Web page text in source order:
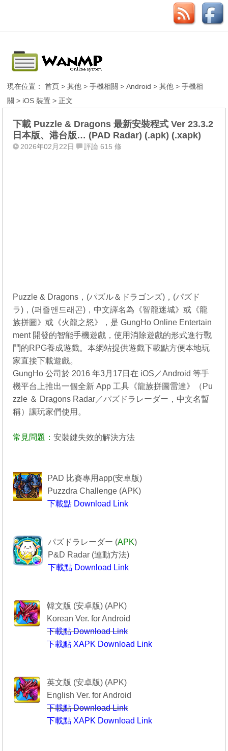
現在位置：首頁 >其他 >手機相關 >Android >其他 >手機相
關 > iOS 裝置 > 正文
下載 Puzzle & Dragons 最新安裝程式 Ver 23.3.2
日本版、港台版… (PAD Radar) (.apk) (.xapk)
2026年02月22日 評論 615 條
Puzzle & Dragons，(パズル＆ドラゴンズ)，(パズド
ラ)，(퍼즐앤드래곤)，中文譯名為《智龍迷城》或《龍
族拼圖》或《火龍之怒》，是 GungHo Online Entertain
ment 開發的智能手機遊戲，使用消除遊戲的形式進行戰
鬥的RPG養成遊戲。本網站提供遊戲下載點方便本地玩
家直接下載遊戲。
GungHo 公司於 2016 年3月17日在 iOS／Android 等手
機平台上推出一個全新 App 工具《龍族拼圖雷達》（Pu
zzle ＆ Dragons Radar／パズドラレーダー，中文名暫
稱）讓玩家們使用。
常見問題：安裝鍵失效的解決方法
PAD 比賽專用app(安卓版)
Puzzdra Challenge (APK)
下載點 Download Link
パズドラレーダー (APK)
P&D Radar (連動方法)
下載點 Download Link
韓文版 (安卓版) (APK)
Korean Ver. for Android
下載點 Download Link
下載點 XAPK Download Link
英文版 (安卓版) (APK)
English Ver. for Android
下載點 Download Link
下載點 XAPK Download Link